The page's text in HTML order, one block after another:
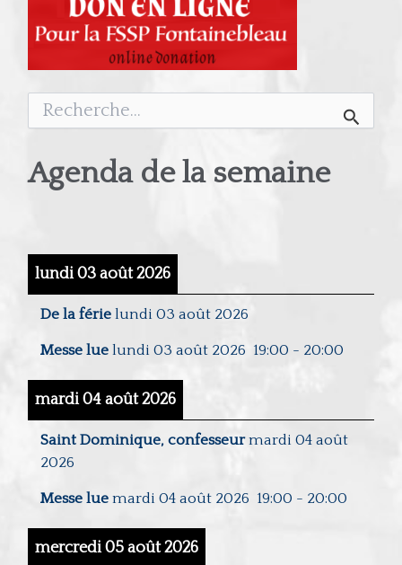
Rechercher :
Agenda de la semaine
lundi 03 août 2026
De la férie lundi 03 août 2026
Messe lue lundi 03 août 2026 19:00 - 20:00
mardi 04 août 2026
Saint Dominique, confesseur mardi 04 août
2026
Messe lue mardi 04 août 2026 19:00 - 20:00
mercredi 05 août 2026